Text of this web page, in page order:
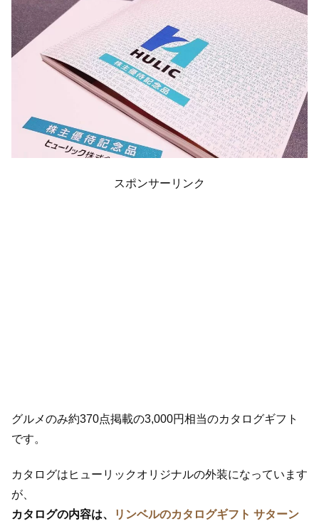
スポンサーリンク
グルメのみ約370点掲載の3,000円相当のカタログギフト
です。
カタログはヒューリックオリジナルの外装になっています
が、
カタログの内容は、
リンベルのカタログギフト サターン